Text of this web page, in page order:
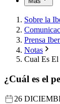
Sobre la
Prensa
Notas
Cual Es El
¿Cuál es el
26